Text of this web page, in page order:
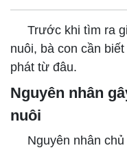
Trước khi tìm ra
nuôi, bà con cần
phát từ đâu.
Nguyên nhân
nuôi
Nguyên nhân chủ